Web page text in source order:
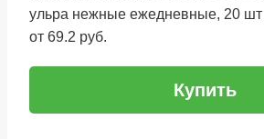
ульра нежные ежедневные, 20 шт
от 69.2 руб.
Купить